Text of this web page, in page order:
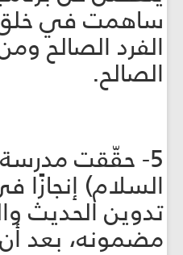
ساهمت في خلق
الفرد الصالح
الصالح.
5- حقّقت مدرسة
السلام)
تدوين الحديث
مضمونه، بعد